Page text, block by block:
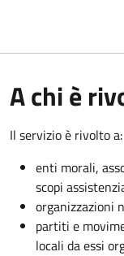
A chi è
Il servizio è rivolto a:
enti morali,
scopi
organizzazioni
partiti e
locali da essi